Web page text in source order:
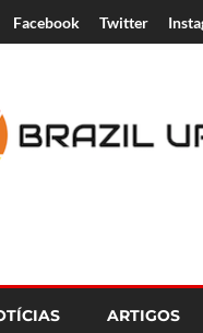
Facebook Twitter
ARTIGOS